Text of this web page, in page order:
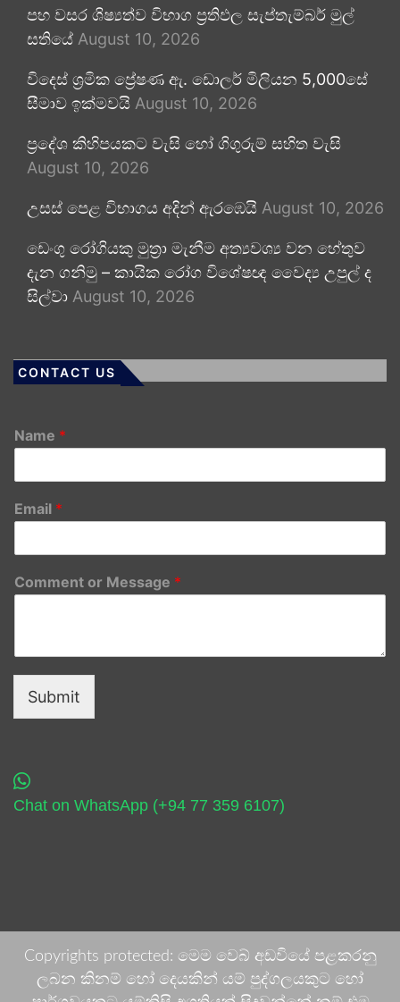
පහ වසර ශිෂ්‍යත්ව විභාග ප්‍රතිඵල සැප්තැම්බර් මුල්
සතියේ August 10, 2026
විදෙස් ශ්‍රමික ප්‍රේෂණ ඇ. ඩොලර් මිලියන 5,000සේ
සීමාව ඉක්මවයි August 10, 2026
ප්‍රදේශ කිහිපයකට වැසි හෝ ගිගුරුම් සහිත වැසි
August 10, 2026
උසස් පෙළ විභාගය අදින් ඇරඹෙයි August 10, 2026
ඩෙංගු රෝගියකු ⁣මුත්‍රා මැනීම අත්‍යවශ්‍ය වන හේතුව
දැන ගනිමු – කායික රෝග විශේෂඥ වෛද්‍ය උපුල් ද
සිල්වා August 10, 2026
CONTACT US
Name *
Email *
Comment or Message *
Submit
Chat on WhatsApp (+94 77 359 6107)
Copyrights protected: මෙම වෙබ් අඩවියේ පළකරනු
ලබන කිනම් හෝ දෙයකින් යම් පුද්ගලයකුට හෝ